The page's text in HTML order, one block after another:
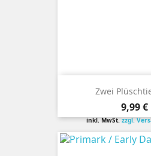
Zwei
Preis
9,99 €
inkl. MwSt.zzgl.